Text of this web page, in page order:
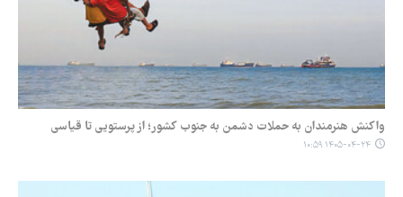
واکنش هنرمندان به حملات دشمن به جنوب کشور؛ از پرستویی تا قیاسی
۱۴۰۵-۰۴-۲۴ ۱۰:۵۹